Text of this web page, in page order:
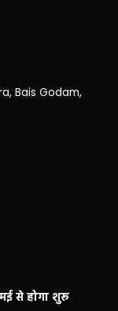
Bais Godam,
से होगा शुरू